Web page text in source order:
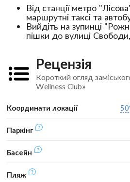
Від станції метро
маршрутні таксі та
Вийдіть на зупинці
пішки до вулиці
Рецензія
Короткий огляд
Wellness Club»
Координати локації
Паркінг
Басейн
Пляж